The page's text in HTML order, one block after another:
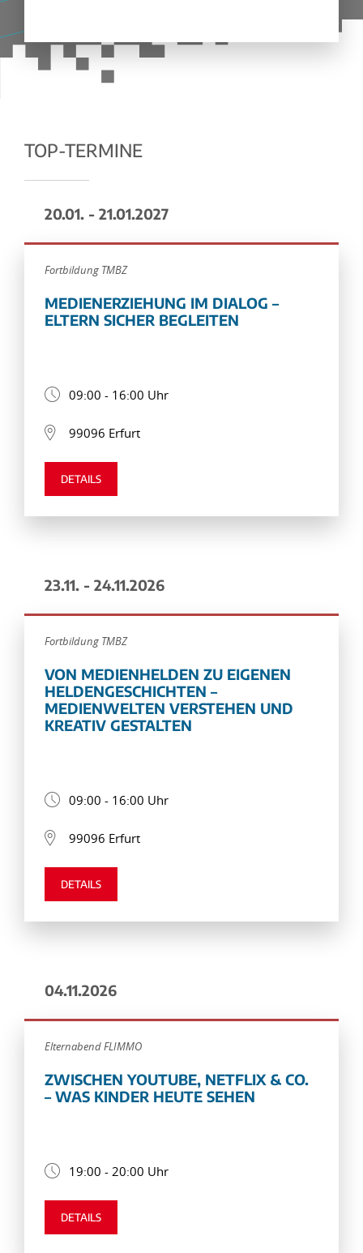
TOP-TERMINE
20.01. - 21.01.2027
Fortbildung TMBZ
MEDIENERZIEHUNG IM DIALOG –
ELTERN SICHER BEGLEITEN
09:00 - 16:00 Uhr
99096 Erfurt
DETAILS
23.11. - 24.11.2026
Fortbildung TMBZ
VON MEDIENHELDEN ZU EIGENEN
HELDENGESCHICHTEN –
MEDIENWELTEN VERSTEHEN UND
KREATIV GESTALTEN
09:00 - 16:00 Uhr
99096 Erfurt
DETAILS
04.11.2026
Elternabend FLIMMO
ZWISCHEN YOUTUBE, NETFLIX & CO.
– WAS KINDER HEUTE SEHEN
19:00 - 20:00 Uhr
DETAILS